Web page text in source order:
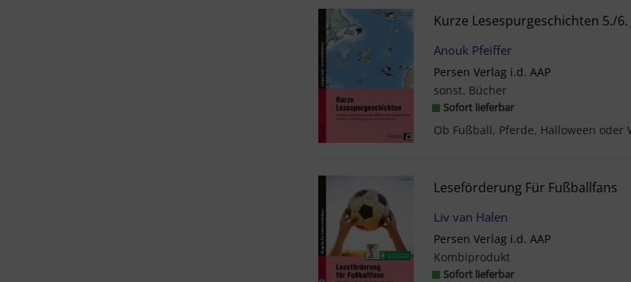
Anouk Pfeiffer
Persen Verlag i.d. AAP
sonst. Bücher
Sofort lieferbar
Leseförderung Für Fußballfans
Liv van Halen
Persen Verlag i.d. AAP
Kombiprodukt
Sofort lieferbar